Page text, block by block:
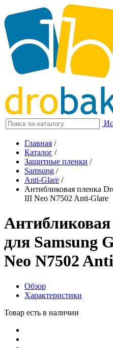
Главная /
Каталог /
Защитные пленки /
Samsung /
Anti-Glare /
Антибликовая пленка
III Neo N7502 Anti-Glare
для Samsung
Neo N7502
Обзор
Характеристики
Товар есть в наличии